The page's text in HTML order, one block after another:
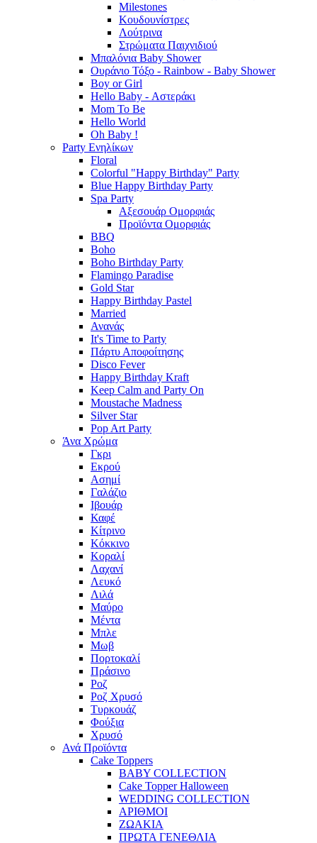
Milestones
Κουδουνίστρες
Λούτρινα
Στρώματα Παιχνιδιού
Μπαλόνια Baby Shower
Ουράνιο Τόξο - Rainbow - Baby Shower
Boy or Girl
Hello Baby - Αστεράκι
Mom To Be
Hello World
Oh Baby !
Party Ενηλίκων
Floral
Colorful "Happy Birthday" Party
Blue Happy Birthday Party
Spa Party
Αξεσουάρ Ομορφιάς
Προϊόντα Ομορφιάς
BBQ
Boho
Boho Birthday Party
Flamingo Paradise
Gold Star
Happy Birthday Pastel
Married
Ανανάς
It's Time to Party
Πάρτυ Αποφοίτησης
Disco Fever
Happy Birthday Kraft
Keep Calm and Party On
Moustache Madness
Silver Star
Pop Art Party
Άνα Χρώμα
Γκρι
Εκρού
Ασημί
Γαλάζιο
Ιβουάρ
Καφέ
Κίτρινο
Κόκκινο
Κοραλί
Λαχανί
Λευκό
Λιλά
Μαύρο
Μέντα
Μπλε
Μωβ
Πορτοκαλί
Πράσινο
Ροζ
Ροζ Χρυσό
Τυρκουάζ
Φούξια
Χρυσό
Ανά Προϊόντα
Cake Toppers
BABY COLLECTION
Cake Topper Halloween
WEDDING COLLECTION
ΑΡΙΘΜΟΙ
ΖΩΑΚΙΑ
ΠΡΩΤΑ ΓΕΝΕΘΛΙΑ